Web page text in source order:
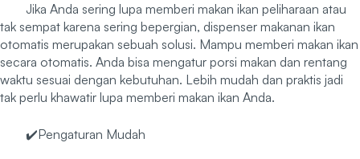
Jika Anda sering lupa memberi makan ikan peliharaan atau
tak sempat karena sering bepergian, dispenser makanan ikan
otomatis merupakan sebuah solusi. Mampu memberi makan ikan
secara otomatis. Anda bisa mengatur porsi makan dan rentang
waktu sesuai dengan kebutuhan. Lebih mudah dan praktis jadi
tak perlu khawatir lupa memberi makan ikan Anda.
✔️Pengaturan Mudah